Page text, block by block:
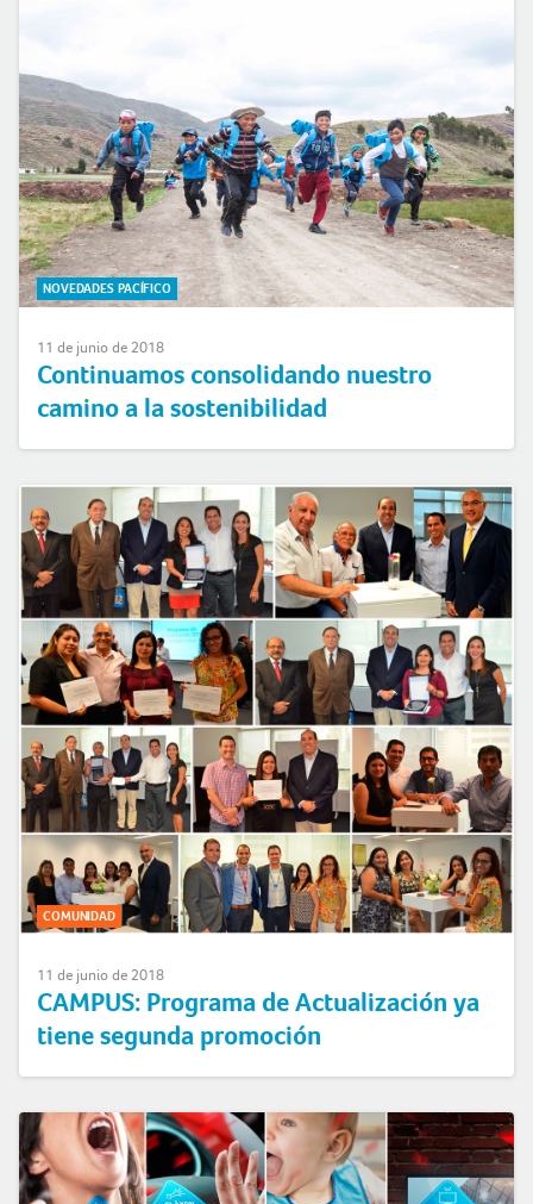
NOVEDADES PACÍFICO
11 de junio de 2018
Continuamos consolidando nuestro
camino a la sostenibilidad
COMUNIDAD
11 de junio de 2018
CAMPUS: Programa de Actualización ya
tiene segunda promoción